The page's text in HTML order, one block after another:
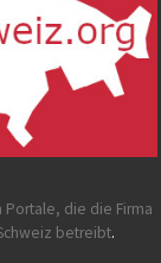
Portale, die die Firma
betreibt.